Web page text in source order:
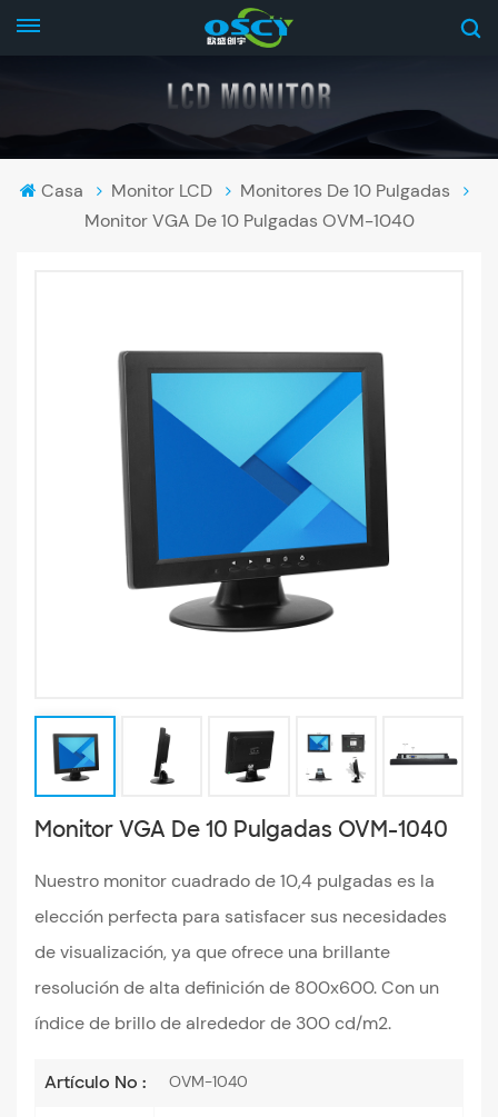
Casa Monitor LCD
Monitores De 10 Pulgadas
Monitor VGA De 10 Pulgadas OVM-1040
Monitor VGA De 10 Pulgadas OVM-1040
Nuestro monitor cuadrado de 10,4 pulgadas es la
elección perfecta para satisfacer sus necesidades
de visualización, ya que ofrece una brillante
resolución de alta definición de 800x600. Con un
índice de brillo de alrededor de 300 cd/m2.
Artículo No : OVM-1040